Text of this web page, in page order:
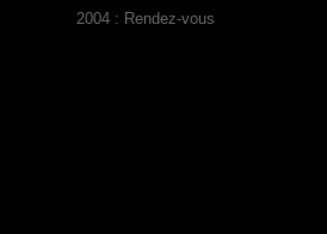
2004 : Rendez-vous